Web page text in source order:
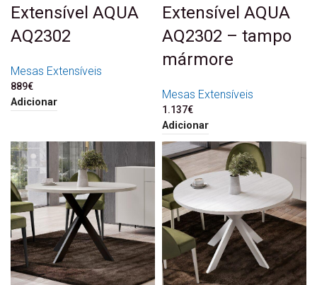
Extensível AQUA
AQ2302
Mesas Extensíveis
889€
Adicionar
Extensível AQUA
AQ2302 – tampo
mármore
Mesas Extensíveis
1.137€
Adicionar